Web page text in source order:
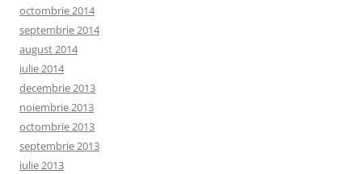
octombrie 2014
septembrie 2014
august 2014
iulie 2014
decembrie 2013
noiembrie 2013
octombrie 2013
septembrie 2013
iulie 2013